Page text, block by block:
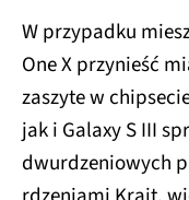
W przypadku
One X przynieść
zaszyte w
jak i Galaxy S III
dwurdzeniowych